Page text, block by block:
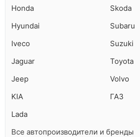
Honda
Skoda
Hyundai
Subaru
Iveco
Suzuki
Jaguar
Toyota
Jeep
Volvo
KIA
ГАЗ
Lada
Все автопроизводители и бренды